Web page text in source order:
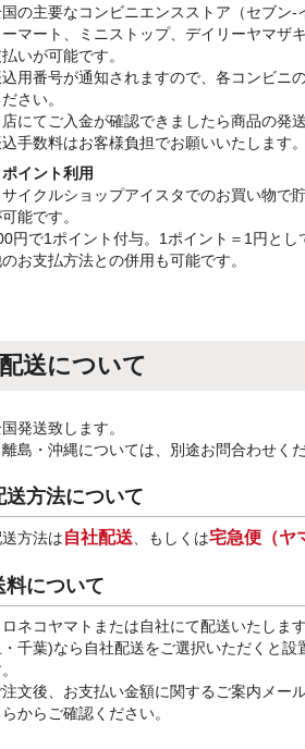
の主要なコンビニエンスストア（セブン-
マート、ミニストップ、デイリーヤマザ
いが可能です。
用番号が通知されますので、各コンビニ
さい。
にてご入金が確認できましたら商品の発
手数料はお客様負担でお願いいたします。
イント利用
イクルショップアイスタでのお買い物で
能です。
円で1ポイント付与。1ポイント＝1円とし
お支払方法との併用も可能です。
配送について
発送致します。
島・沖縄については、別途お問合わせくだ
送方法について
方法は自社配送、もしくは宅急便（ヤ
料について
ネコヤマトまたは自社にて配送いたしま
千葉)なら自社配送をご選択いただくと設
文後、お支払い金額に関するご案内メー
からご確認ください。